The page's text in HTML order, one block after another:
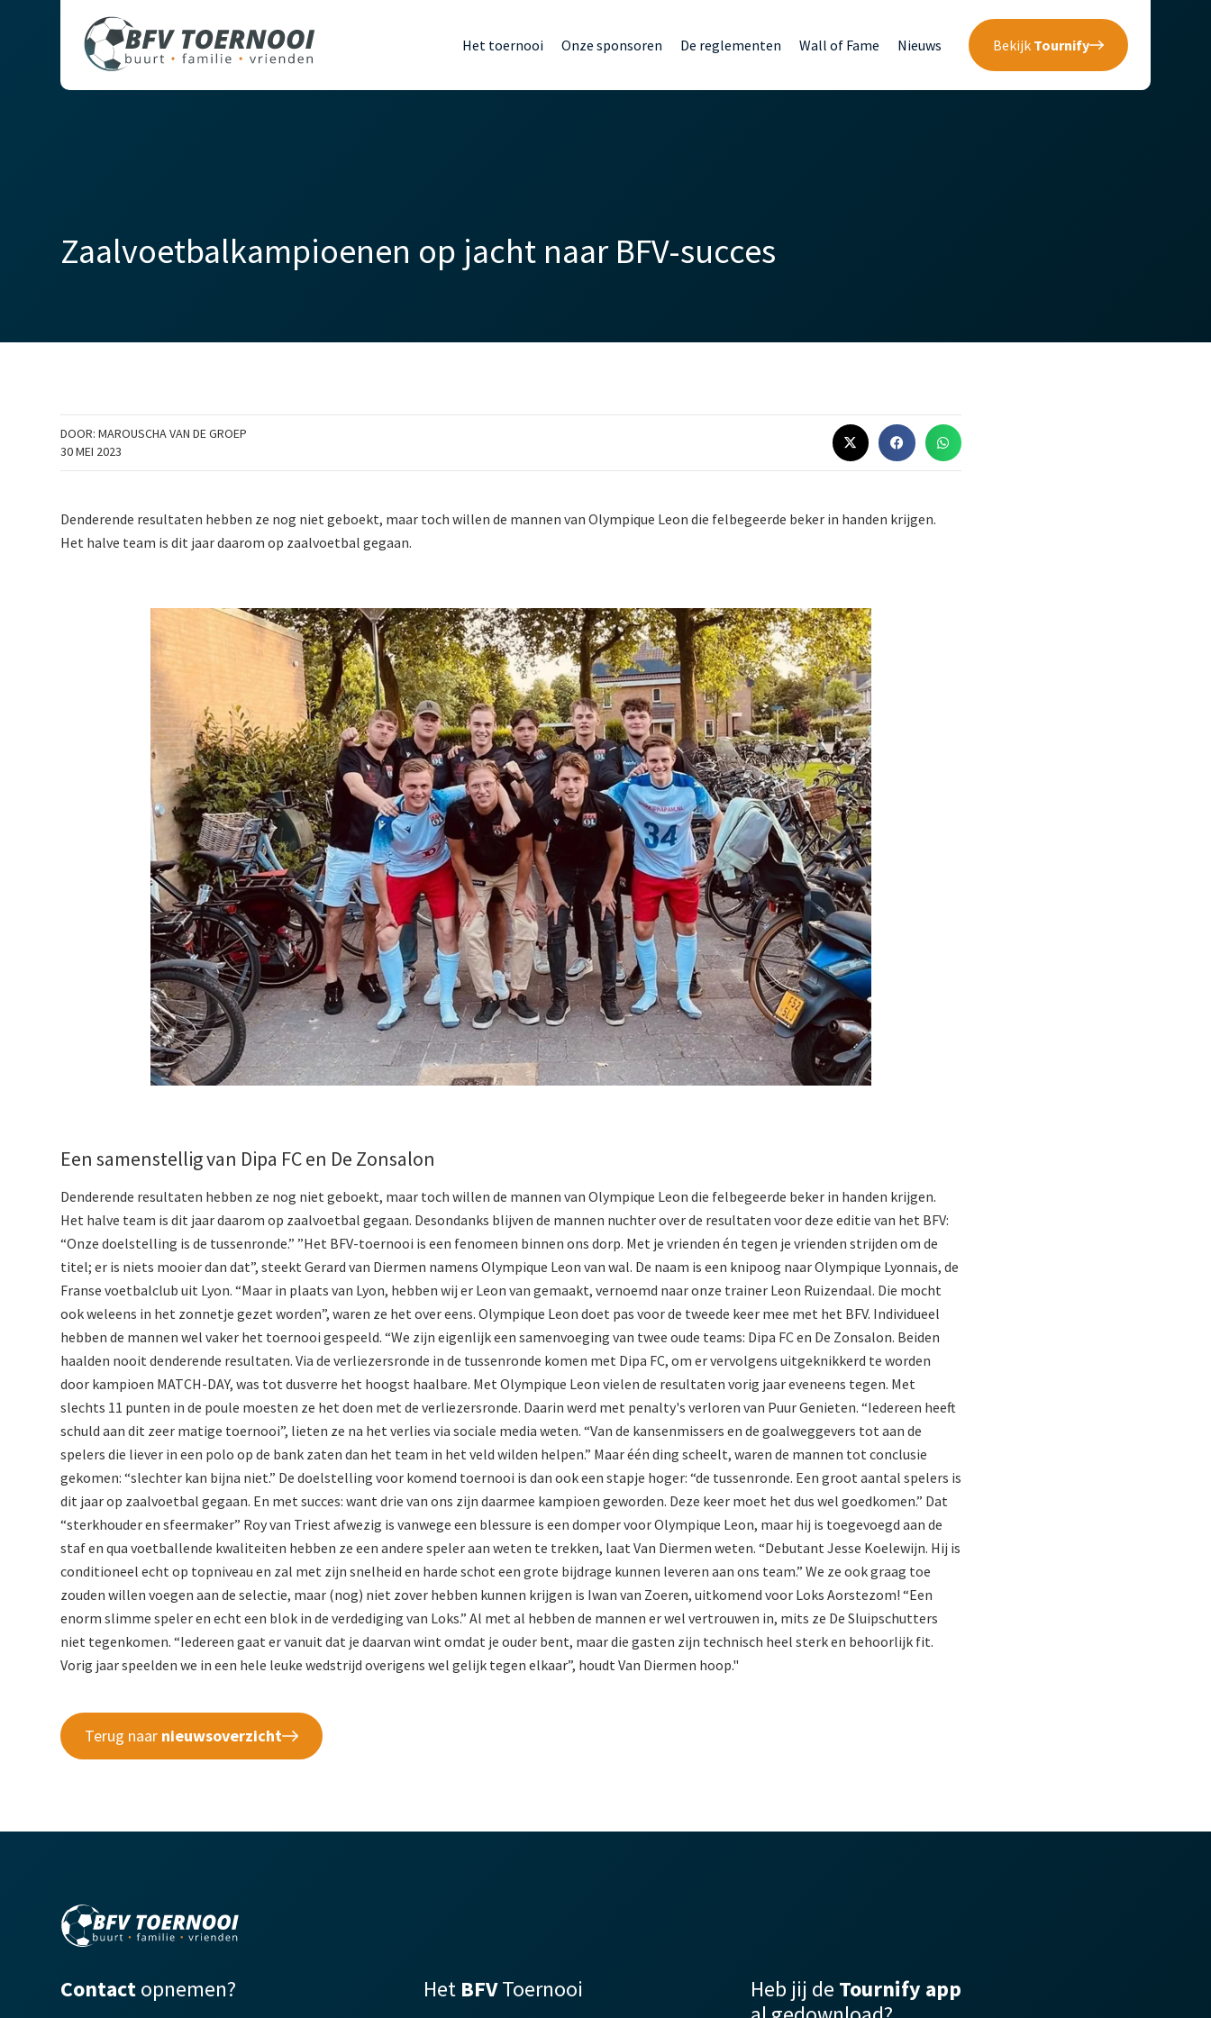
Het toernooi Onze sponsoren De reglementen Wall of Fame Nieuws Bekijk Tournify
Zaalvoetbalkampioenen op jacht naar BFV-succes
DOOR: MAROUSCHA VAN DE GROEP
30 MEI 2023
Denderende resultaten hebben ze nog niet geboekt, maar toch willen de mannen van Olympique Leon die felbegeerde beker in handen krijgen.
Het halve team is dit jaar daarom op zaalvoetbal gegaan.
Een samenstellig van Dipa FC en De Zonsalon
Denderende resultaten hebben ze nog niet geboekt, maar toch willen de mannen van Olympique Leon die felbegeerde beker in handen krijgen.
Het halve team is dit jaar daarom op zaalvoetbal gegaan. Desondanks blijven de mannen nuchter over de resultaten voor deze editie van het BFV:
“Onze doelstelling is de tussenronde.” ”Het BFV-toernooi is een fenomeen binnen ons dorp. Met je vrienden én tegen je vrienden strijden om de
titel; er is niets mooier dan dat”, steekt Gerard van Diermen namens Olympique Leon van wal. De naam is een knipoog naar Olympique Lyonnais, de
Franse voetbalclub uit Lyon. “Maar in plaats van Lyon, hebben wij er Leon van gemaakt, vernoemd naar onze trainer Leon Ruizendaal. Die mocht
ook weleens in het zonnetje gezet worden”, waren ze het over eens. Olympique Leon doet pas voor de tweede keer mee met het BFV. Individueel
hebben de mannen wel vaker het toernooi gespeeld. “We zijn eigenlijk een samenvoeging van twee oude teams: Dipa FC en De Zonsalon. Beiden
haalden nooit denderende resultaten. Via de verliezersronde in de tussenronde komen met Dipa FC, om er vervolgens uitgeknikkerd te worden
door kampioen MATCH-DAY, was tot dusverre het hoogst haalbare. Met Olympique Leon vielen de resultaten vorig jaar eveneens tegen. Met
slechts 11 punten in de poule moesten ze het doen met de verliezersronde. Daarin werd met penalty's verloren van Puur Genieten. “Iedereen heeft
schuld aan dit zeer matige toernooi”, lieten ze na het verlies via sociale media weten. “Van de kansenmissers en de goalweggevers tot aan de
spelers die liever in een polo op de bank zaten dan het team in het veld wilden helpen.” Maar één ding scheelt, waren de mannen tot conclusie
gekomen: “slechter kan bijna niet.” De doelstelling voor komend toernooi is dan ook een stapje hoger: “de tussenronde. Een groot aantal spelers is
dit jaar op zaalvoetbal gegaan. En met succes: want drie van ons zijn daarmee kampioen geworden. Deze keer moet het dus wel goedkomen.” Dat
“sterkhouder en sfeermaker” Roy van Triest afwezig is vanwege een blessure is een domper voor Olympique Leon, maar hij is toegevoegd aan de
staf en qua voetballende kwaliteiten hebben ze een andere speler aan weten te trekken, laat Van Diermen weten. “Debutant Jesse Koelewijn. Hij is
conditioneel echt op topniveau en zal met zijn snelheid en harde schot een grote bijdrage kunnen leveren aan ons team.” We ze ook graag toe
zouden willen voegen aan de selectie, maar (nog) niet zover hebben kunnen krijgen is Iwan van Zoeren, uitkomend voor Loks Aorstezom! “Een
enorm slimme speler en echt een blok in de verdediging van Loks.” Al met al hebben de mannen er wel vertrouwen in, mits ze De Sluipschutters
niet tegenkomen. “Iedereen gaat er vanuit dat je daarvan wint omdat je ouder bent, maar die gasten zijn technisch heel sterk en behoorlijk fit.
Vorig jaar speelden we in een hele leuke wedstrijd overigens wel gelijk tegen elkaar”, houdt Van Diermen hoop."
Terug naar nieuwsoverzicht
Contactopnemen? Het BFVToernooi Heb jij de Tournify app